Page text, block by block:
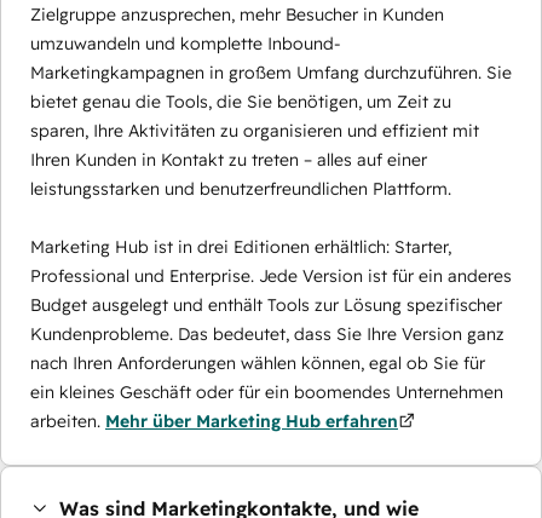
Zielgruppe anzusprechen, mehr Besucher in Kunden
umzuwandeln und komplette Inbound-
Marketingkampagnen in großem Umfang durchzuführen. Sie
bietet genau die Tools, die Sie benötigen, um Zeit zu
sparen, Ihre Aktivitäten zu organisieren und effizient mit
Ihren Kunden in Kontakt zu treten – alles auf einer
leistungsstarken und benutzerfreundlichen Plattform.
Marketing Hub ist in drei Editionen erhältlich: Starter,
Professional und Enterprise. Jede Version ist für ein anderes
Budget ausgelegt und enthält Tools zur Lösung spezifischer
Kundenprobleme. Das bedeutet, dass Sie Ihre Version ganz
nach Ihren Anforderungen wählen können, egal ob Sie für
ein kleines Geschäft oder für ein boomendes Unternehmen
arbeiten. Mehr über Marketing Hub erfahren
Was sind Marketingkontakte, und wie